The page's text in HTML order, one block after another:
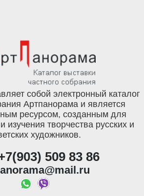
собой электронный каталог
Артпанорама и является
ресурсом, созданным для
изучения творчества русских и
художников.
509 83 86